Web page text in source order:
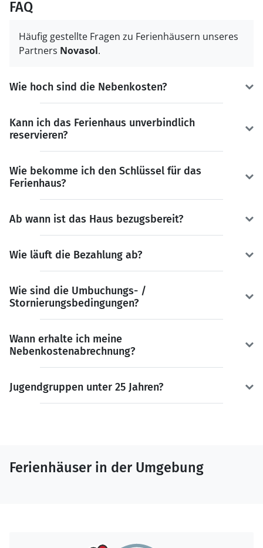
FAQ
Häufig gestellte Fragen zu Ferienhäusern unseres
Partners Novasol.
Wie hoch sind die Nebenkosten?
Kann ich das Ferienhaus unverbindlich
reservieren?
Wie bekomme ich den Schlüssel für das
Ferienhaus?
Ab wann ist das Haus bezugsbereit?
Wie läuft die Bezahlung ab?
Wie sind die Umbuchungs- /
Stornierungsbedingungen?
Wann erhalte ich meine
Nebenkostenabrechnung?
Jugendgruppen unter 25 Jahren?
Ferienhäuser in der Umgebung